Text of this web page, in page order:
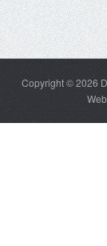
Copyright © 2026